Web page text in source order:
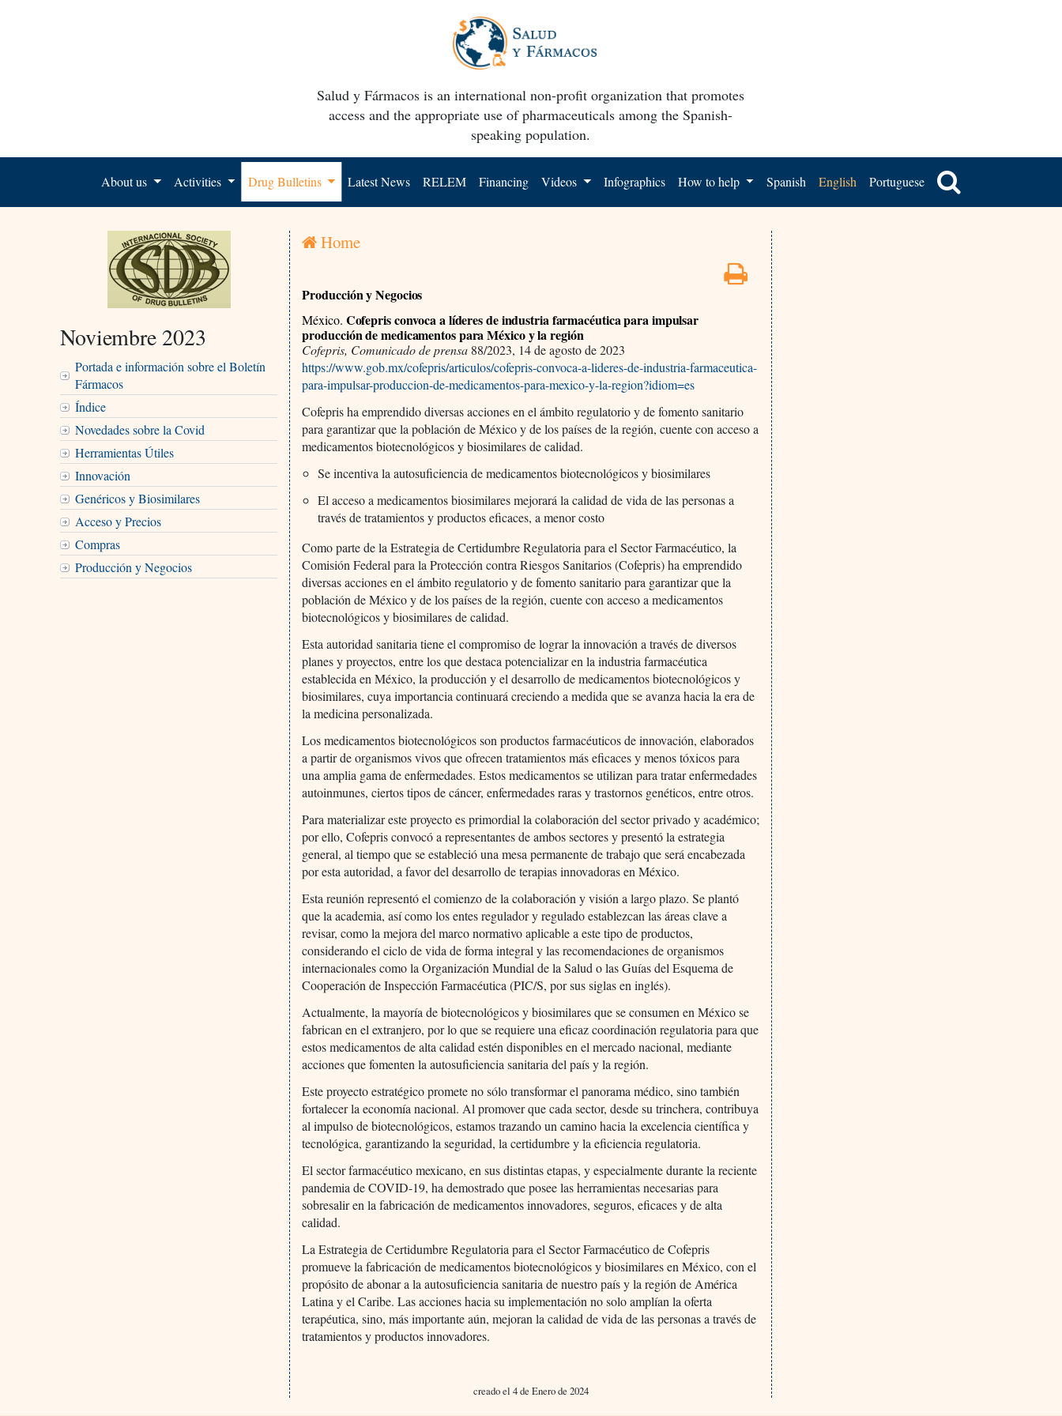
Salud y Fármacos is an international non-profit organization that promotes
access and the appropriate use of pharmaceuticals among the Spanish-
speaking population.
About us Activities Drug Bulletins Latest News RELEM Financing Videos Infographics How to help Spanish English Portuguese
Noviembre 2023
Portada e información sobre el Boletín
Fármacos
Índice
Novedades sobre la Covid
Herramientas Útiles
Innovación
Genéricos y Biosimilares
Acceso y Precios
Compras
Producción y Negocios
Home
Producción y Negocios
México. Cofepris convoca a líderes de industria farmacéutica para impulsar
producción de medicamentos para México y la región
Cofepris, Comunicado de prensa 88/2023, 14 de agosto de 2023
https://www.gob.mx/cofepris/articulos/cofepris-convoca-a-lideres-de-industria-farmaceutica-
para-impulsar-produccion-de-medicamentos-para-mexico-y-la-region?idiom=es
Cofepris ha emprendido diversas acciones en el ámbito regulatorio y de fomento sanitario
para garantizar que la población de México y de los países de la región, cuente con acceso a
medicamentos biotecnológicos y biosimilares de calidad.
Se incentiva la autosuficiencia de medicamentos biotecnológicos y biosimilares
El acceso a medicamentos biosimilares mejorará la calidad de vida de las personas a
través de tratamientos y productos eficaces, a menor costo
Como parte de la Estrategia de Certidumbre Regulatoria para el Sector Farmacéutico, la
Comisión Federal para la Protección contra Riesgos Sanitarios (Cofepris) ha emprendido
diversas acciones en el ámbito regulatorio y de fomento sanitario para garantizar que la
población de México y de los países de la región, cuente con acceso a medicamentos
biotecnológicos y biosimilares de calidad.
Esta autoridad sanitaria tiene el compromiso de lograr la innovación a través de diversos
planes y proyectos, entre los que destaca potencializar en la industria farmacéutica
establecida en México, la producción y el desarrollo de medicamentos biotecnológicos y
biosimilares, cuya importancia continuará creciendo a medida que se avanza hacia la era de
la medicina personalizada.
Los medicamentos biotecnológicos son productos farmacéuticos de innovación, elaborados
a partir de organismos vivos que ofrecen tratamientos más eficaces y menos tóxicos para
una amplia gama de enfermedades. Estos medicamentos se utilizan para tratar enfermedades
autoinmunes, ciertos tipos de cáncer, enfermedades raras y trastornos genéticos, entre otros.
Para materializar este proyecto es primordial la colaboración del sector privado y académico;
por ello, Cofepris convocó a representantes de ambos sectores y presentó la estrategia
general, al tiempo que se estableció una mesa permanente de trabajo que será encabezada
por esta autoridad, a favor del desarrollo de terapias innovadoras en México.
Esta reunión representó el comienzo de la colaboración y visión a largo plazo. Se plantó
que la academia, así como los entes regulador y regulado establezcan las áreas clave a
revisar, como la mejora del marco normativo aplicable a este tipo de productos,
considerando el ciclo de vida de forma integral y las recomendaciones de organismos
internacionales como la Organización Mundial de la Salud o las Guías del Esquema de
Cooperación de Inspección Farmacéutica (PIC/S, por sus siglas en inglés).
Actualmente, la mayoría de biotecnológicos y biosimilares que se consumen en México se
fabrican en el extranjero, por lo que se requiere una eficaz coordinación regulatoria para que
estos medicamentos de alta calidad estén disponibles en el mercado nacional, mediante
acciones que fomenten la autosuficiencia sanitaria del país y la región.
Este proyecto estratégico promete no sólo transformar el panorama médico, sino también
fortalecer la economía nacional. Al promover que cada sector, desde su trinchera, contribuya
al impulso de biotecnológicos, estamos trazando un camino hacia la excelencia científica y
tecnológica, garantizando la seguridad, la certidumbre y la eficiencia regulatoria.
El sector farmacéutico mexicano, en sus distintas etapas, y especialmente durante la reciente
pandemia de COVID-19, ha demostrado que posee las herramientas necesarias para
sobresalir en la fabricación de medicamentos innovadores, seguros, eficaces y de alta
calidad.
La Estrategia de Certidumbre Regulatoria para el Sector Farmacéutico de Cofepris
promueve la fabricación de medicamentos biotecnológicos y biosimilares en México, con el
propósito de abonar a la autosuficiencia sanitaria de nuestro país y la región de América
Latina y el Caribe. Las acciones hacia su implementación no solo amplían la oferta
terapéutica, sino, más importante aún, mejoran la calidad de vida de las personas a través de
tratamientos y productos innovadores.
creado el 4 de Enero de 2024